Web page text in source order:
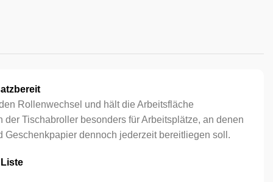
Rollenwechsel und hält die Arbeitsfläche
Tischabroller besonders für Arbeitsplätze, an denen
Geschenkpapier dennoch jederzeit bereitliegen soll.